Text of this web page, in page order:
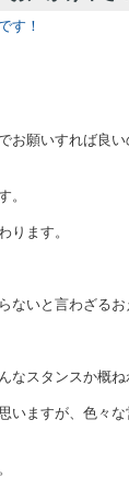
す！
お願いすれば良
。
ります。
ないと言わざるお
なスタンスか概ね
いますが、色々